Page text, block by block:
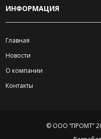
ИНФОРМАЦИЯ
Главная
Новости
О компании
Контакты
© ООО “ПРОМТ”